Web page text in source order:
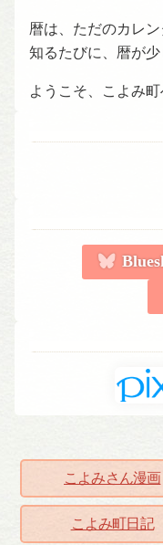
暦は、ただのカレン
知るたびに、暦が少
ようこそ、こよみ町
こよみさん漫画
こよみ町日記